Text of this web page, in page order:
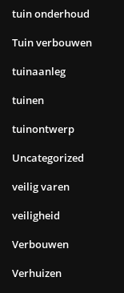
tuin onderhoud
Tuin verbouwen
tuinaanleg
tuinen
tuinontwerp
Uncategorized
veilig varen
veiligheid
Verbouwen
Verhuizen